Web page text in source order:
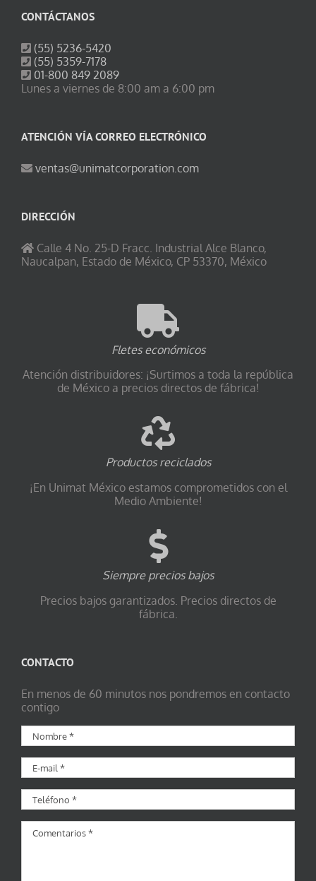
CONTÁCTANOS
(55) 5236-5420
(55) 5359-7178
01-800 849 2089
Lunes a viernes de 8:00 am a 6:00 pm
ATENCIÓN VÍA CORREO ELECTRÓNICO
ventas@unimatcorporation.com
DIRECCIÓN
Calle 4 No. 25-D Fracc. Industrial Alce Blanco,
Naucalpan, Estado de México, CP 53370, México
Fletes económicos
Atención distribuidores: ¡Surtimos a toda la república
de México a precios directos de fábrica!
Productos reciclados
¡En Unimat México estamos comprometidos con el
Medio Ambiente!
Siempre precios bajos
Precios bajos garantizados. Precios directos de
fábrica.
CONTACTO
En menos de 60 minutos nos pondremos en contacto
contigo